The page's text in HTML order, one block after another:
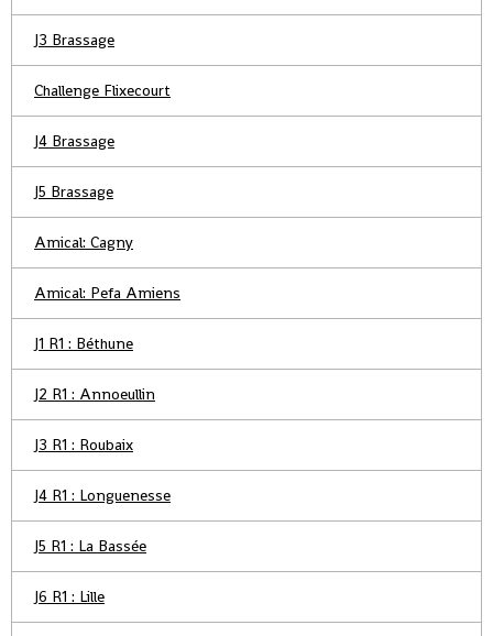
J3 Brassage
Challenge Flixecourt
J4 Brassage
J5 Brassage
Amical: Cagny
Amical: Pefa Amiens
J1 R1 : Béthune
J2 R1 : Annoeullin
J3 R1 : Roubaix
J4 R1 : Longuenesse
J5 R1 : La Bassée
J6 R1 : Lille